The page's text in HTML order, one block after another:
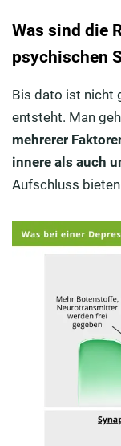
Was sind die
psychischen
Bis dato ist nicht
entsteht. Man
mehrerer
innere als auch
Aufschluss